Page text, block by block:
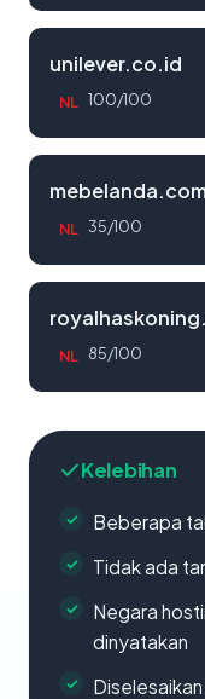
unilever.co.id
NL 100/100
NL 35/100
NL 85/100
Kelebihan
Beberapa
Tidak ada
Negara
dinyatakan